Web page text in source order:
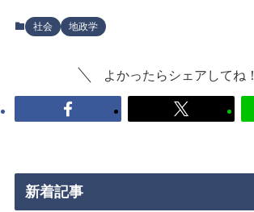
社会 地政学
よかったらシェアしてね！
新着記事